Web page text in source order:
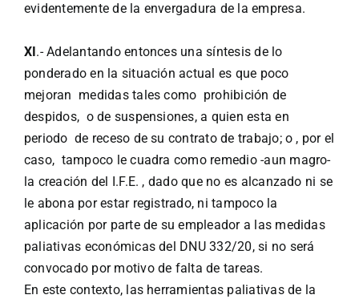
evidentemente de la envergadura de la empresa.
XI .- Adelantando entonces una síntesis de lo
ponderado en la situación actual es que poco
mejoran medidas tales como prohibición de
despidos, o de suspensiones, a quien esta en
periodo de receso de su contrato de trabajo; o , por el
caso, tampoco le cuadra como remedio -aun magro-
la creación del I.F.E. , dado que no es alcanzado ni se
le abona por estar registrado, ni tampoco la
aplicación por parte de su empleador a las medidas
paliativas económicas del DNU 332/20, si no será
convocado por motivo de falta de tareas.
En este contexto, las herramientas paliativas de la